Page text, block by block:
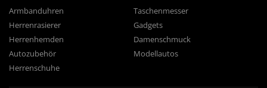
Armbanduhren
Taschenmesser
Herrenrasierer
Gadgets
Herrenhemden
Damenschmuck
Autozubehör
Modellautos
Herrenschuhe